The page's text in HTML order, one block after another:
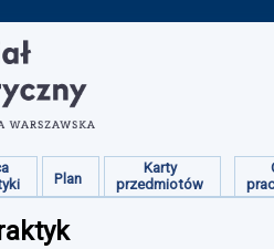
Plan
Karty
przedmiotów